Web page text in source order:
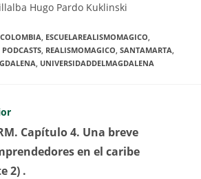
Hugo Pardo Kuklinski
COLOMBIA, ESCUELAREALISMOMAGICO,
PODCASTS, REALISMOMAGICO, SANTAMARTA,
, UNIVERSIDADDELMAGDALENA
Capítulo 4. Una breve
en el caribe
2) .